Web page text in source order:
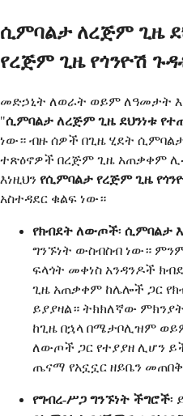
ሲምባልታ ለረጅም ጊዜ
የረጅም ጊዜ የጎንዮሽ
መድኃኒት ለወራት ወይም ለዓመታት
"ሲምባልታ ለረጅም ጊዜ ደህንነቱ
ነው። ብዙ ሰዎች በጊዜ ሂደት
ተጽዕኖዎች በረጅም ጊዜ አጠቃቀም
እነዚህን የሲምባልታ የረጅም ጊዜ
አስተዳደር ቁልፍ ነው።
የክብደት ለውጦች፡ ሲምባልታ
ግንኙነት ውስብስብ ነው።
ፍላጎት መቀነስ አንዳንዶች
ጊዜ አጠቃቀም ከሌሎች ጋር
ይያያዛል። ትክክለኛው
ከጊዜ በኋላ በሜታቦሊዝም
ለውጦች ጋር የተያያዘ ሊሆን
ጤናማ የአኗኗር ዘይቤን
የግብረ-ሥጋ ግንኙነት ችግሮች፡